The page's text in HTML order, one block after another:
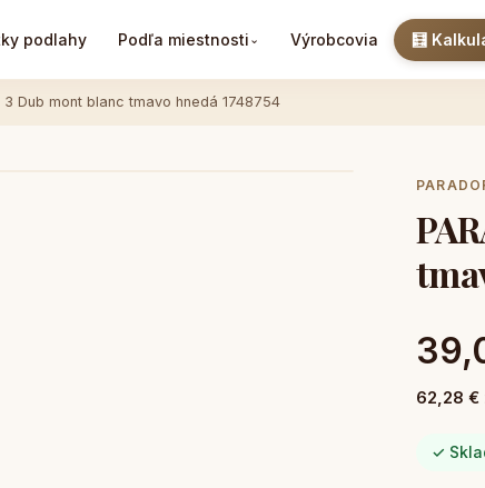
podlahy Podľa miestnosti ⌄ Výrobcovia 🧮
3 Dub mont blanc tmavo hnedá 1748754
62,28 €
✓